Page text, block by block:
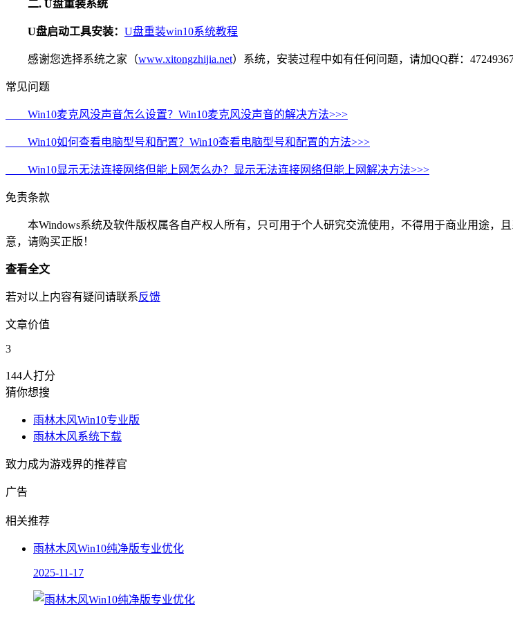
二. U盘重装系统
U盘启动工具安装： U盘重装win10系统教程
感谢您选择系统之家（www.xitongzhijia.net）系统，安装过程中如有任何问题，请加QQ群：
常见问题
Win10麦克风没声音怎么设置？Win10麦克风没声音的解决方法>>>
Win10如何查看电脑型号和配置？Win10查看电脑型号和配置的方法>>>
Win10显示无法连接网络但能上网怎么办？显示无法连接网络但能上网解决方法>>>
免责条款
本Windows系统及软件版权属各自产权人所有，只可用于个人研究交流使用，不得用于商业用途，
意，请购买正版！
查看全文
若对以上内容有疑问请联系反馈
文章价值
3
144人打分
猜你想搜
雨林木风Win10专业版
雨林木风系统下载
致力成为游戏界的推荐官
广告
相关推荐
雨林木风Win10纯净版专业优化
2025-11-17